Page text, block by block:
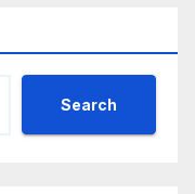
Search